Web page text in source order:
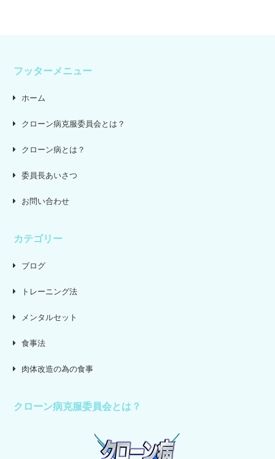
フッターメニュー
ホーム
クローン病克服委員会とは？
クローン病とは？
委員長あいさつ
お問い合わせ
カテゴリー
ブログ
トレーニング法
メンタルセット
食事法
肉体改造の為の食事
クローン病克服委員会とは？